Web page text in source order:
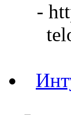
-